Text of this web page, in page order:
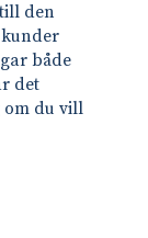
den
både
det
om du vill